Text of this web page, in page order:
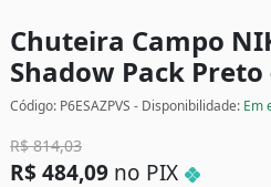
Chuteira Campo
Shadow Pack Preto
Código: P6ESAZPVS - Disponibilidade: Em
R$814,03
R$ 484,09 no PIX